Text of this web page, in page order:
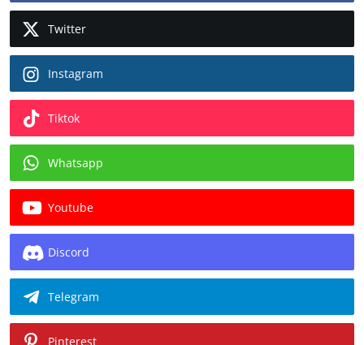
Twitter
Instagram
Tiktok
Whatsapp
Youtube
Discord
Telegram
Pinterest